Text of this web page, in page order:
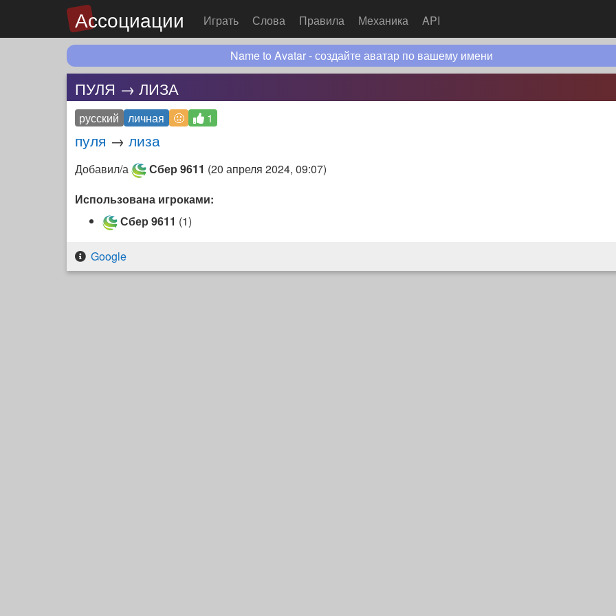
Ассоциации Играть Слова Правила Механика API
Name to Avatar - создайте аватар по вашему имени
ПУЛЯ → ЛИЗА
русский личная 🤢 1
пуля → лиза
Добавил/а Сбер 9611 (20 апреля 2024, 09:07)
Использована игроками:
Сбер 9611 (1)
Google